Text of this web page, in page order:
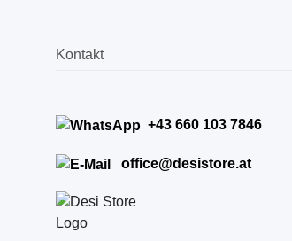
Kontakt
+43 660 103 7846
office@desistore.at